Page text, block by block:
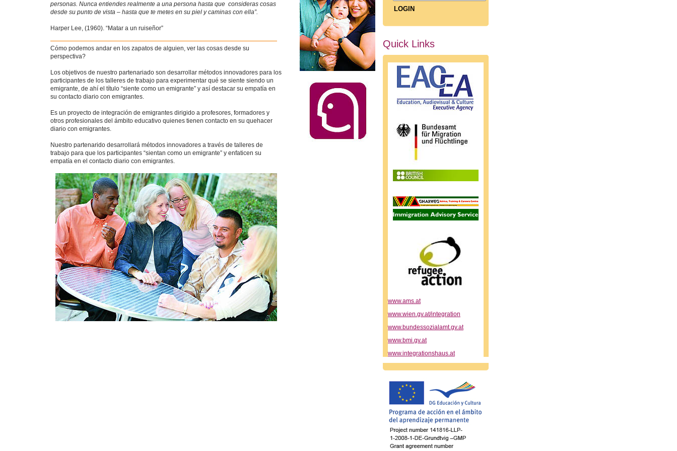
personas. Nunca entiendes realmente a una persona hasta que consideras cosas
desde su punto de vista – hasta que te metes en su piel y caminas con ella”.
Harper Lee, (1960). “Matar a un ruiseñor”
Cómo podemos andar en los zapatos de alguien, ver las cosas desde su
perspectiva?
Los objetivos de nuestro partenariado son desarrollar métodos innovadores para los
participantes de los talleres de trabajo para experimentar qué se siente siendo un
emigrante, de ahí el título “siente como un emigrante” y así destacar su empatía en
su contacto diario con emigrantes.
Es un proyecto de integración de emigrantes dirigido a profesores, formadores y
otros profesionales del ámbito educativo quienes tienen contacto en su quehacer
diario con emigrantes.
Nuestro partenarido desarrollará métodos innovadores a través de talleres de
trabajo para que los participantes “sientan como un emigrante” y enfaticen su
empatía en el contacto diario con emigrantes.
Quick Links
www.ams.at
www.wien.gv.at/integration
www.bundessozialamt.gv.at
www.bmi.gv.at
www.integrationshaus.at